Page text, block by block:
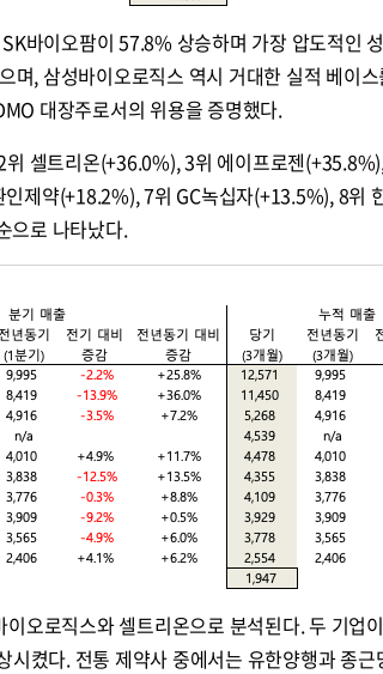
바이오팜이 57.8% 상승하며 가장 압도적인
, 삼성바이오로직스 역시 거대한 실적 베이
대장주로서의 위용을 증명했다.
셀트리온(+36.0%), 3위 에이프로젠
제약(+18.2%), 7위 GC녹십자(+13.5%), 8위
으로 나타났다.
오로직스와 셀트리온으로 분석된다. 두 기업
켰다. 전통 제약사 중에서는 유한양행과 종근
안현정의 컬쳐포커스